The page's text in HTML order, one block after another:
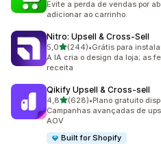
Evite a perda de vendas por
adicionar ao carrinho.
Nitro: Upsell & Cross‑Sell
5,0de 5 estrelas
(244)
244 avaliações ao todo
•Grátis para
A IA cria o design da loja; as
receita
Qikify Upsell & Cross‑sell
4,8de 5 estrelas
(628)
628 avaliações ao todo
•Plano gratuito
Campanhas avançadas de
AOV
Built for Shopify